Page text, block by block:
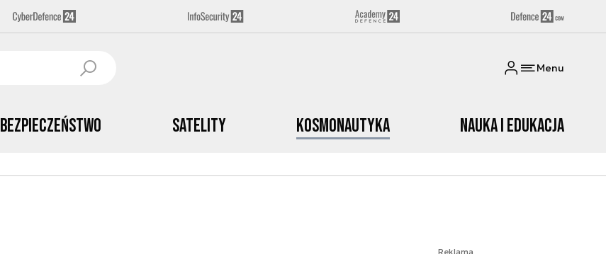
Menu
Bezpieczeństwo Satelity Kosmonautyka Nauka i edukacja
Reklama